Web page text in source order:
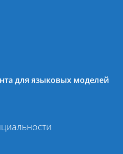
для языковых моделей